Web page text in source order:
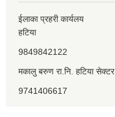
ईलाका प्रहरी कार्यलय
हटिया
9849842122
मकालु बरुण रा.नि. हटिया सेक्टर
9741406617